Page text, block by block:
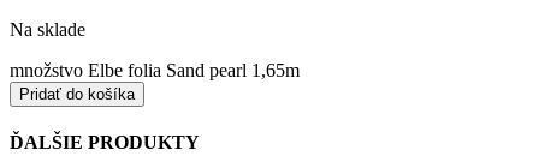
Na sklade
množstvo Elbe folia Sand pearl 1,65m
Pridať do košíka
ĎALŠIE PRODUKTY